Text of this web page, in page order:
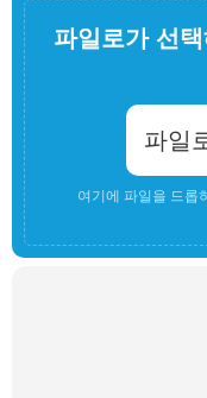
파일로가 선
파일
여기에 파일을 드롭